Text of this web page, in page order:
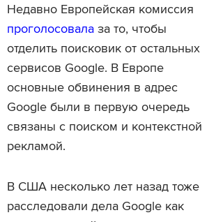
Недавно Европейская комиссия
проголосовала за то, чтобы
отделить поисковик от остальных
сервисов Google. В Европе
основные обвинения в адрес
Google были в первую очередь
связаны с поиском и контекстной
рекламой.
В США несколько лет назад тоже
расследовали дела Google как